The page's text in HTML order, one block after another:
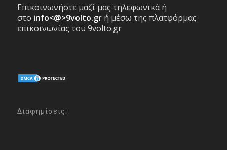
Επικοινωνήστε μαζί μας τηλεφωνικά ή
στο info<@>9volto.gr ή μέσω της πλατφόρμας
επικοινωνίας του 9volto.gr
Διαφημίσεις: